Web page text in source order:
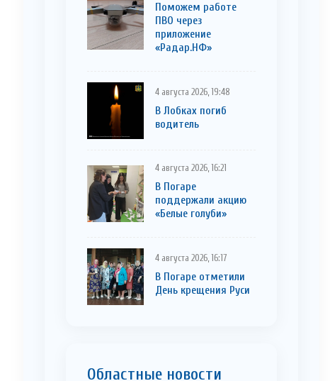
Поможем работе
ПВО через
приложение
«Радар.НФ»
4 августа 2026, 19:48
В Лобках погиб
водитель
4 августа 2026, 16:21
В Погаре
поддержали акцию
«Белые голуби»
4 августа 2026, 16:17
В Погаре отметили
День крещения Руси
Областные новости